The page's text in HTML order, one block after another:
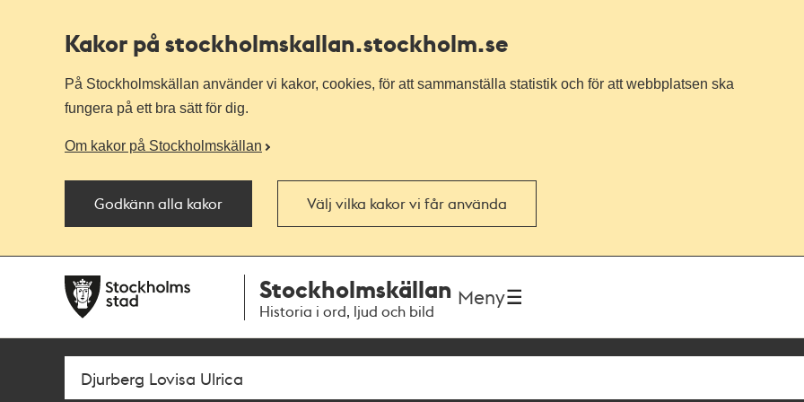
Kakor på stockholmskallan.stockholm.se
På Stockholmskällan använder vi kakor, cookies, för att sammanställa statistik och för att webbplatsen ska
fungera på ett bra sätt för dig.
Om kakor på Stockholmskällan
Godkänn alla kakor Välj vilka kakor vi får använda
navigationen
huvudinnehållet
Stockholmskällan
Historia i ord, ljud och bild
Meny
Sök